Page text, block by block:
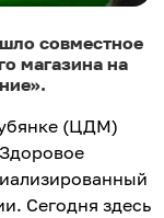
совместное
магазина на
(ЦДМ)
Сегодня здесь